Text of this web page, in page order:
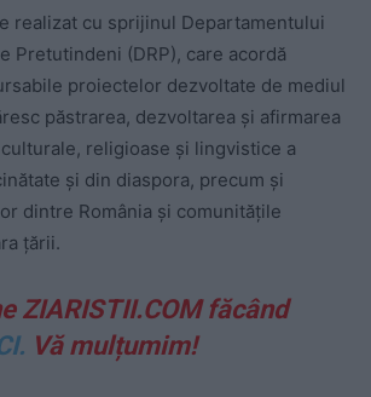
realizat cu sprijinul Departamentului
Pretutindeni (DRP), care acordă
proiectelor dezvoltate de mediul
păstrarea, dezvoltarea și afirmarea
religioase și lingvistice a
și din diaspora, precum și
dintre România și comunitățile
țării.
ZIARISTII.COM făcând
Vă mulțumim!